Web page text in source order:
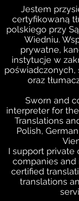
Jestem
certyfikowaną
polskiego przy
Wiedniu.
prywatne,
instytucje w
oraz
Sworn and
interpreter for
Translations
Polish,
I support private
companies
certified
translations